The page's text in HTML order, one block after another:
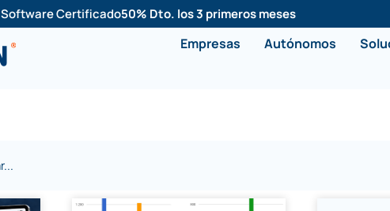
Software Certificado50% Dto. los 3 primeros meses
Empresas Autónomos